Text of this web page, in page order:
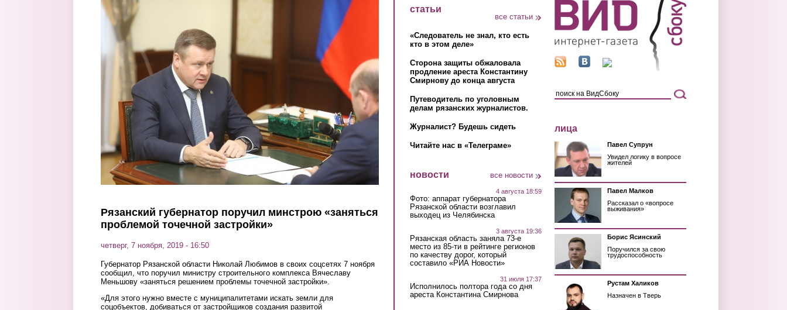
Перейти к основному содержанию
Рязанский губернатор поручил минстрою «заняться
проблемой точечной застройки»
четверг, 7 ноября, 2019 - 16:50
Губернатор Рязанской области Николай Любимов в своих соцсетях 7 ноября
сообщил, что поручил министру строительного комплекса Вячеславу
Меньшову «заняться решением проблемы точечной застройки».
«Для этого нужно вместе с муниципалитетами искать земли для
соцобъектов, добиваться от застройщиков создания развитой
статьи
все статьи
«Следователь не знал, кто есть
кто в этом деле»
Сторона защиты обжаловала
продление ареста Константину
Смирнову до конца августа
Путеводитель по уголовным
делам рязанских журналистов.
Журналист? Будешь сидеть
Читайте нас в «Телеграме»
новости все новости
4 августа 18:59
Фото: аппарат губернатора
Рязанской области возглавил
выходец из Челябинска
3 августа 19:36
Рязанская область заняла 73-е
место из 85-ти в рейтинге регионов
по качеству дорог, который
составило «РИА Новости»
31 июля 17:37
Исполнилось полтора года со дня
ареста Константина Смирнова
лица
Павел Супрун
Увидел логику в вопросе
жителей
Павел Малков
Рассказал о «вопросе
выживания»
Борис Ясинский
Поручился за свою
трудоспособность
Рустам Халиков
Назначен в Тверь